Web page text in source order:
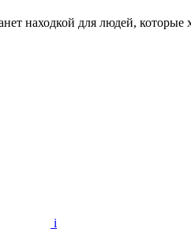
находкой для людей,
i